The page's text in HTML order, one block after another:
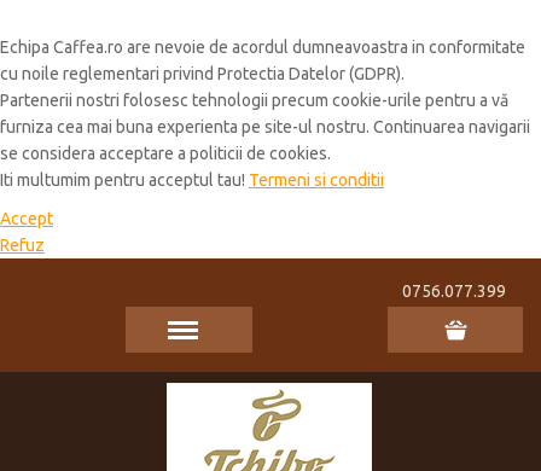
Echipa Caffea.ro are nevoie de acordul dumneavoastra in conformitate
cu noile reglementari privind Protectia Datelor (GDPR).
Partenerii nostri folosesc tehnologii precum cookie-urile pentru a vă
furniza cea mai buna experienta pe site-ul nostru. Continuarea navigarii
se considera acceptare a politicii de cookies.
Iti multumim pentru acceptul tau! Termeni si conditii
Accept
Refuz
0756.077.399